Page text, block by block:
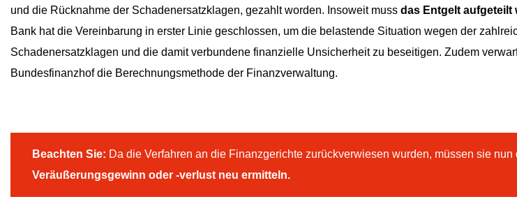
und die Rücknahme der Schadenersatzklagen, gezahlt worden. Insoweit muss das Entgelt aufgeteilt
Bank hat die Vereinbarung in erster Linie geschlossen, um die belastende Situation wegen der
Schadenersatzklagen und die damit verbundene finanzielle Unsicherheit zu beseitigen. Zudem
Bundesfinanzhof die Berechnungsmethode der Finanzverwaltung.
Beachten Sie: Da die Verfahren an die Finanzgerichte zurückverwiesen wurden, müssen sie nun
Veräußerungsgewinn oder -verlust neu ermitteln.